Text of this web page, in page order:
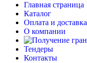
Главная страница
Каталог
Оплата и доставка
О компании
Тендеры
Контакты